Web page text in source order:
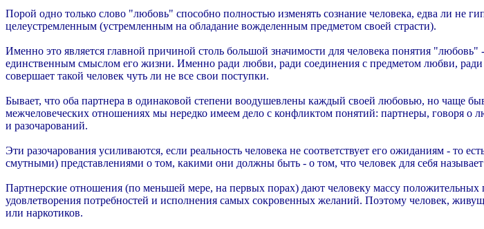
Порой одно только слово "любовь" способно полностью изменять сознание человека, едва ли не
целеустремленным (устремленным на обладание вожделенным предметом своей страсти).
Именно это является главной причиной столь большой значимости для человека понятия
единственным смыслом его жизни. Именно ради любви, ради соединения с предметом любви,
совершает такой человек чуть ли не все свои поступки.
Бывает, что оба партнера в одинаковой степени воодушевлены каждый своей любовью, но чаще
межчеловеческих отношениях мы нередко имеем дело с конфликтом понятий: партнеры, говоря
и разочарований.
Эти разочарования усиливаются, если реальность человека не соответствует его ожиданиям - то
смутными) представлениями о том, какими они должны быть - о том, что человек для себя
Партнерские отношения (по меньшей мере, на первых порах) дают человеку массу
удовлетворения потребностей и исполнения самых сокровенных желаний. Поэтому человек,
или наркотиков.